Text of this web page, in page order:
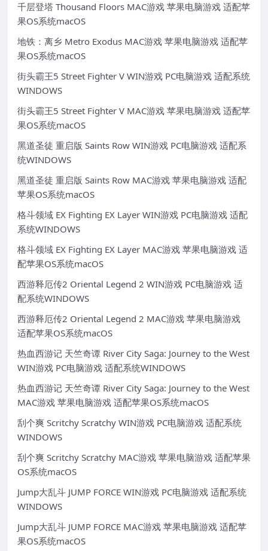
千层登塔 Thousand Floors MAC游戏 苹果电脑游戏 适配苹
果OS系统macOS
地铁：离乡 Metro Exodus MAC游戏 苹果电脑游戏 适配苹
果OS系统macOS
街头霸王5 Street Fighter V WIN游戏 PC电脑游戏 适配系统
WINDOWS
街头霸王5 Street Fighter V MAC游戏 苹果电脑游戏 适配苹
果OS系统macOS
黑道圣徒 重启版 Saints Row WIN游戏 PC电脑游戏 适配系
统WINDOWS
黑道圣徒 重启版 Saints Row MAC游戏 苹果电脑游戏 适配
苹果OS系统macOS
格斗领域 EX Fighting EX Layer WIN游戏 PC电脑游戏 适配
系统WINDOWS
格斗领域 EX Fighting EX Layer MAC游戏 苹果电脑游戏 适
配苹果OS系统macOS
西游释厄传2 Oriental Legend 2 WIN游戏 PC电脑游戏 适
配系统WINDOWS
西游释厄传2 Oriental Legend 2 MAC游戏 苹果电脑游戏
适配苹果OS系统macOS
热血西游记 天竺奇谭 River City Saga: Journey to the West
WIN游戏 PC电脑游戏 适配系统WINDOWS
热血西游记 天竺奇谭 River City Saga: Journey to the West
MAC游戏 苹果电脑游戏 适配苹果OS系统macOS
刮个爽 Scritchy Scratchy WIN游戏 PC电脑游戏 适配系统
WINDOWS
刮个爽 Scritchy Scratchy MAC游戏 苹果电脑游戏 适配苹果
OS系统macOS
Jump大乱斗 JUMP FORCE WIN游戏 PC电脑游戏 适配系统
WINDOWS
Jump大乱斗 JUMP FORCE MAC游戏 苹果电脑游戏 适配苹
果OS系统macOS